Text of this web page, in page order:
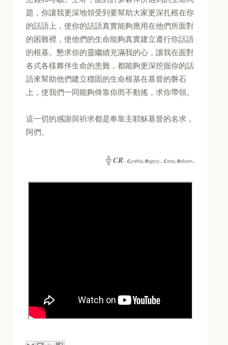
題，你讓我更深地領受到要幫助大家更深扎根在你
的話語上，使你的話語真實能夠應用在他們所面對
的困難裡，使他們的生命能夠真實建立遵行你話語
的根基。懇求你的靈繼續充滿我的心，讓我在面對
各式各樣夥伴生命的患難，都能夠更深挖掘你的話
語來幫助他們建立穩固的生命根基在基督的磐石
上，使我們一同能夠倚靠你而不動搖，求你帶領。
這一切的感謝與祈求都是奉靠主耶穌基督的名求，
阿們。
╬CR -Cynthia, Rogery... Cross, Reborn...